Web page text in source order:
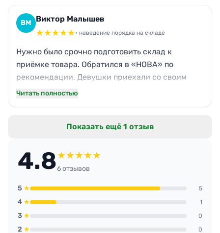
Очень душевный сервис.
ВМ Виктор Малышев
★★★★★• наведение порядка на складе
Нужно было срочно подготовить склад к
приёмке товара. Обратился в «НОВА» по
рекомендации. Девушки приехали со своим
инвентарём, всё быстро: подмели, промыли,
обращаться регулярно.
Читать полностью
Показать ещё 1 отзыв
4.8★★★★★
6 отзывов
5 ★ 5
4 ★ 1
3 ★ 0
2 ★ 0